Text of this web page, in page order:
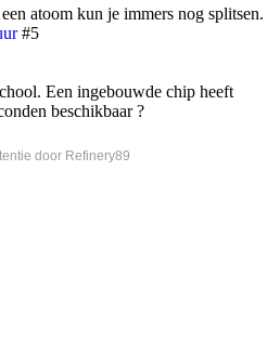
atoom kun je immers nog splitsen.
#5
Een ingebouwde chip heeft
beschikbaar ?
door Refinery89